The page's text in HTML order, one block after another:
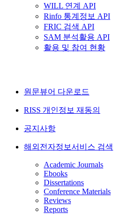
WILL 연계 API
Rinfo 통계정보 API
FRIC 검색 API
SAM 분석활용 API
활용 및 참여 현황
원문뷰어 다운로드
RISS 개인정보 재동의
공지사항
해외전자정보서비스 검색
Academic Journals
Ebooks
Dissertations
Conference Materials
Reviews
Reports